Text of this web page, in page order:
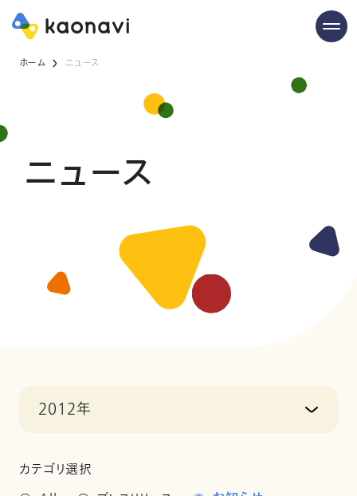
ホーム ニュース
ニュース
2012年
カテゴリ選択